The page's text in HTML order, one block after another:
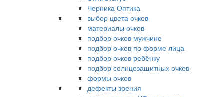
Черника Оптика
выбор цвета очков
материалы очков
подбор очков мужчине
подбор очков по форме лица
подбор очков ребёнку
подбор солнцезащитных очков
формы очков
дефекты зрения